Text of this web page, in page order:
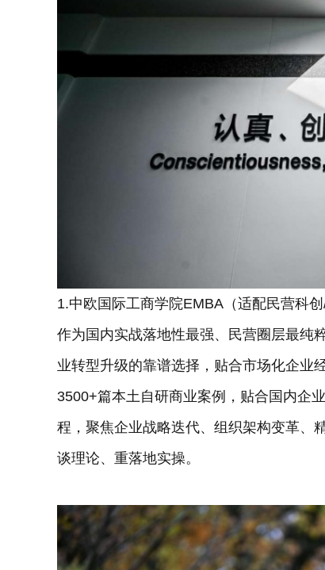
1.中欧国际工商学院EMBA（适配民营科创
作为国内实战落地性最强、民营圈层最纯
业转型升级的靠谱选择，贴合市场化企业
3500+篇本土自研商业案例，贴合国内企
程，聚焦企业战略迭代、组织架构变革、
谈理论、重落地实操。